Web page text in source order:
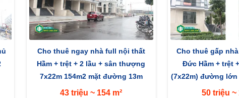
Cho thuê ngay nhà full nội thất
Hầm + trệt + 2 lầu + sân thượng
7x22m 154m2 mặt đường 13m
hướng Tây
43 triệu ~ 154 m²
Cho thuê gấp
Đức Hầm + trệt
(7x22m) đường
50 triệu ~